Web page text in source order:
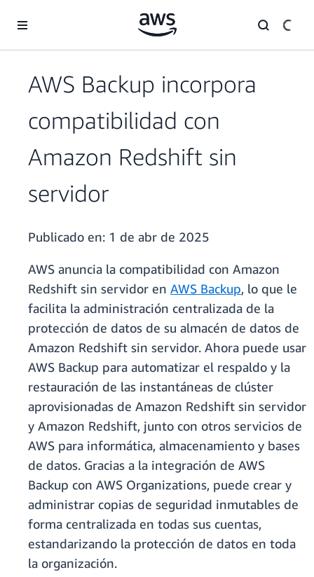
AWS Backup incorpora
compatibilidad con
Amazon Redshift sin
servidor
Publicado en: 1 de abr de 2025
AWS anuncia la compatibilidad con Amazon
Redshift sin servidor en AWS Backup, lo que le
facilita la administración centralizada de la
protección de datos de su almacén de datos de
Amazon Redshift sin servidor. Ahora puede usar
AWS Backup para automatizar el respaldo y la
restauración de las instantáneas de clúster
aprovisionadas de Amazon Redshift sin servidor
y Amazon Redshift, junto con otros servicios de
AWS para informática, almacenamiento y bases
de datos. Gracias a la integración de AWS
Backup con AWS Organizations, puede crear y
administrar copias de seguridad inmutables de
forma centralizada en todas sus cuentas,
estandarizando la protección de datos en toda
la organización.